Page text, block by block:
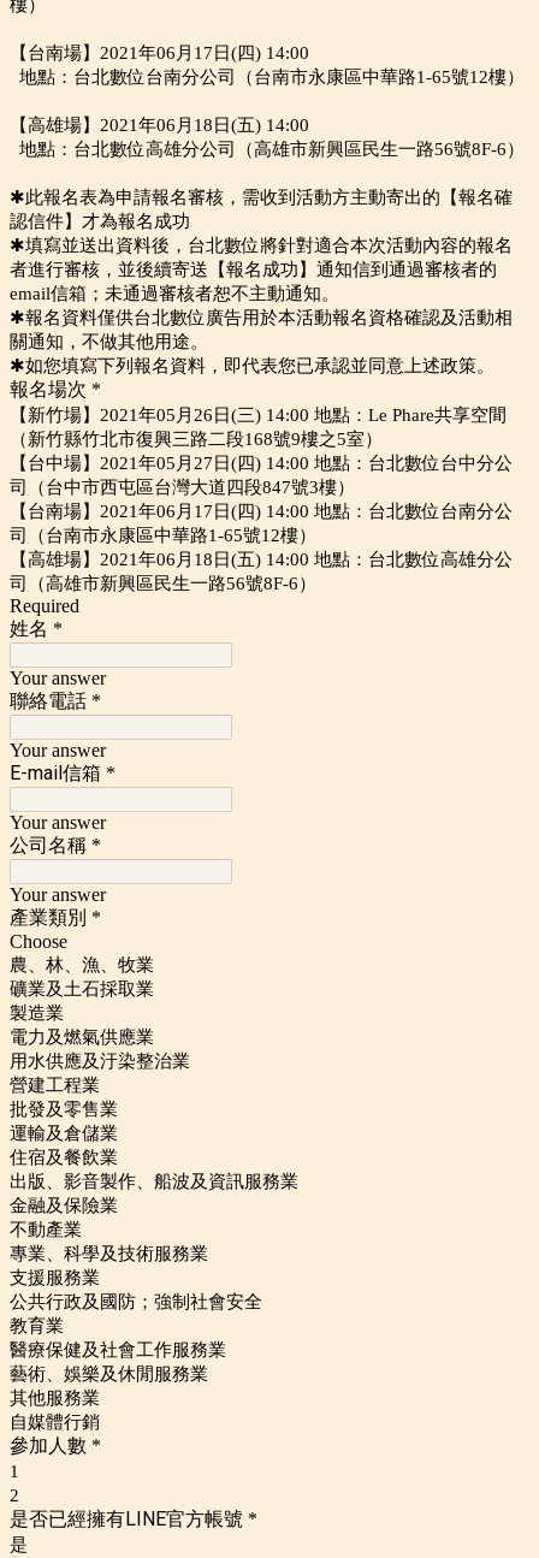
樓）
【台南場】2021年06月17日(四) 14:00
地點：台北數位台南分公司（台南市永康區中華路1-65號12樓）
【高雄場】2021年06月18日(五) 14:00
地點：台北數位高雄分公司（高雄市新興區民生一路56號8F-6）
✱此報名表為申請報名審核，需收到活動方主動寄出的【報名確
認信件】才為報名成功
✱填寫並送出資料後，台北數位將針對適合本次活動內容的報名
者進行審核，並後續寄送【報名成功】通知信到通過審核者的
email信箱；未通過審核者恕不主動通知。
✱報名資料僅供台北數位廣告用於本活動報名資格確認及活動相
關通知，不做其他用途。
✱如您填寫下列報名資料，即代表您已承認並同意上述政策。
報名場次 *
【新竹場】2021年05月26日(三) 14:00 地點：Le Phare共享空間
（新竹縣竹北市復興三路二段168號9樓之5室）
【台中場】2021年05月27日(四) 14:00 地點：台北數位台中分公
司（台中市西屯區台灣大道四段847號3樓）
【台南場】2021年06月17日(四) 14:00 地點：台北數位台南分公
司（台南市永康區中華路1-65號12樓）
【高雄場】2021年06月18日(五) 14:00 地點：台北數位高雄分公
司（高雄市新興區民生一路56號8F-6）
Required
姓名 *
Your answer
聯絡電話 *
Your answer
E-mail信箱 *
Your answer
公司名稱 *
Your answer
產業類別 *
Choose
農、林、漁、牧業
礦業及土石採取業
製造業
電力及燃氣供應業
用水供應及汙染整治業
營建工程業
批發及零售業
運輸及倉儲業
住宿及餐飲業
出版、影音製作、船波及資訊服務業
金融及保險業
不動產業
專業、科學及技術服務業
支援服務業
公共行政及國防；強制社會安全
教育業
醫療保健及社會工作服務業
藝術、娛樂及休閒服務業
其他服務業
自媒體行銷
參加人數 *
1
2
是否已經擁有LINE官方帳號 *
是